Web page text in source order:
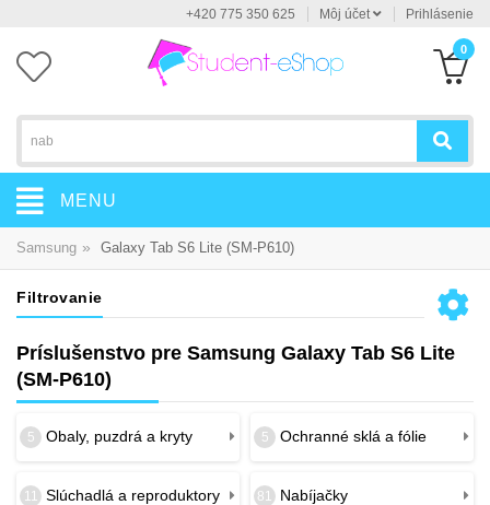
+420 775 350 625 Môj účet Prihlásenie
0
MENU
Samsung » Galaxy Tab S6 Lite (SM-P610)
Filtrovanie
Príslušenstvo pre Samsung Galaxy Tab S6 Lite
(SM-P610)
5 Obaly, puzdrá a kryty 5 Ochranné sklá a fólie
11 Slúchadlá a reproduktory 81 Nabíjačky